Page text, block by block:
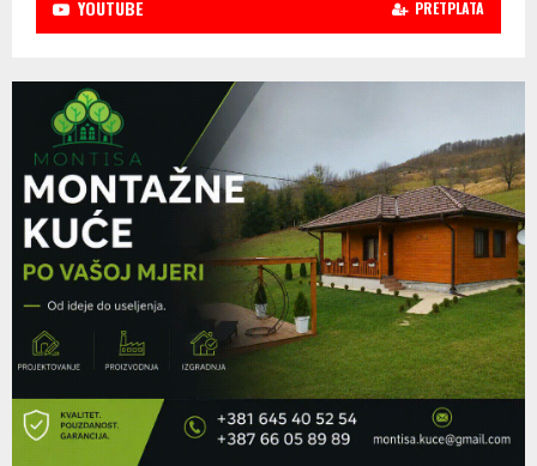
YOUTUBE PRETPLATA